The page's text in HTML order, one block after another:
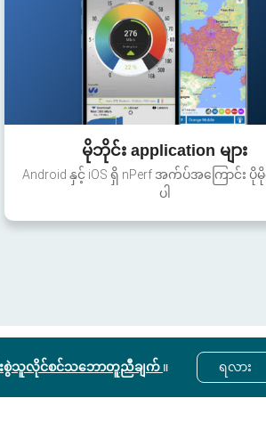
မိုဘိုင်း application များ
Android နှင့် iOS ရှိ nPerf အက်ပ်အကြောင်း
ပါ
စွဲသူလိုင်စင်သဘောတူညီချက် ။ ရလား